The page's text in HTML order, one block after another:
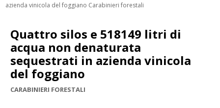
azienda vinicola del foggiano Carabinieri forestali
Quattro silos e 518149 litri di
acqua non denaturata
sequestrati in azienda vinicola
del foggiano
CARABINIERI FORESTALI